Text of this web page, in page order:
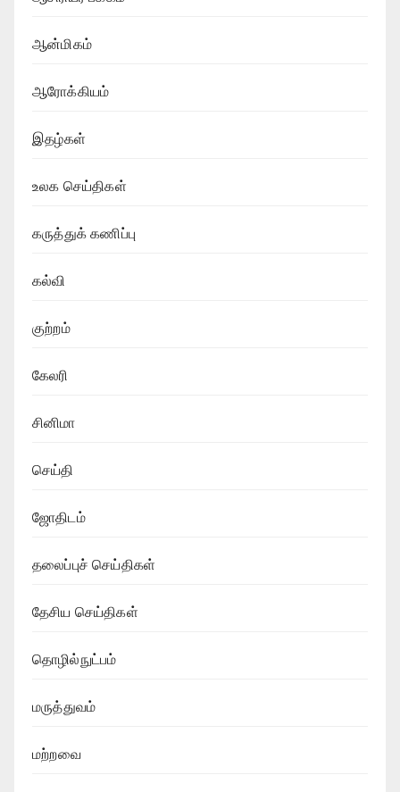
ஆன்மிகம்
ஆரோக்கியம்
இதழ்கள்
உலக செய்திகள்
கருத்துக் கணிப்பு
கல்வி
குற்றம்
கேலரி
சினிமா
செய்தி
ஜோதிடம்
தலைப்புச் செய்திகள்
தேசிய செய்திகள்
தொழில்நுட்பம்
மருத்துவம்
மற்றவை